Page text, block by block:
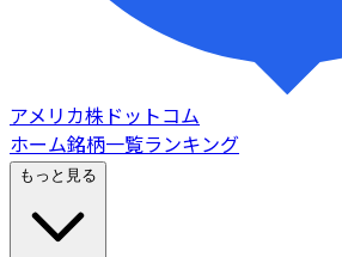
アメリカ株ドットコム
ホーム銘柄一覧ランキング
もっと見る